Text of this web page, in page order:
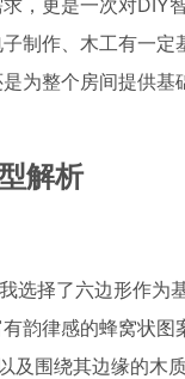
，更是一次对DIY
制作、木工有一
为整个房间提供
解析
选择了六边形作
韵律感的蜂窝状
及围绕其边缘的木